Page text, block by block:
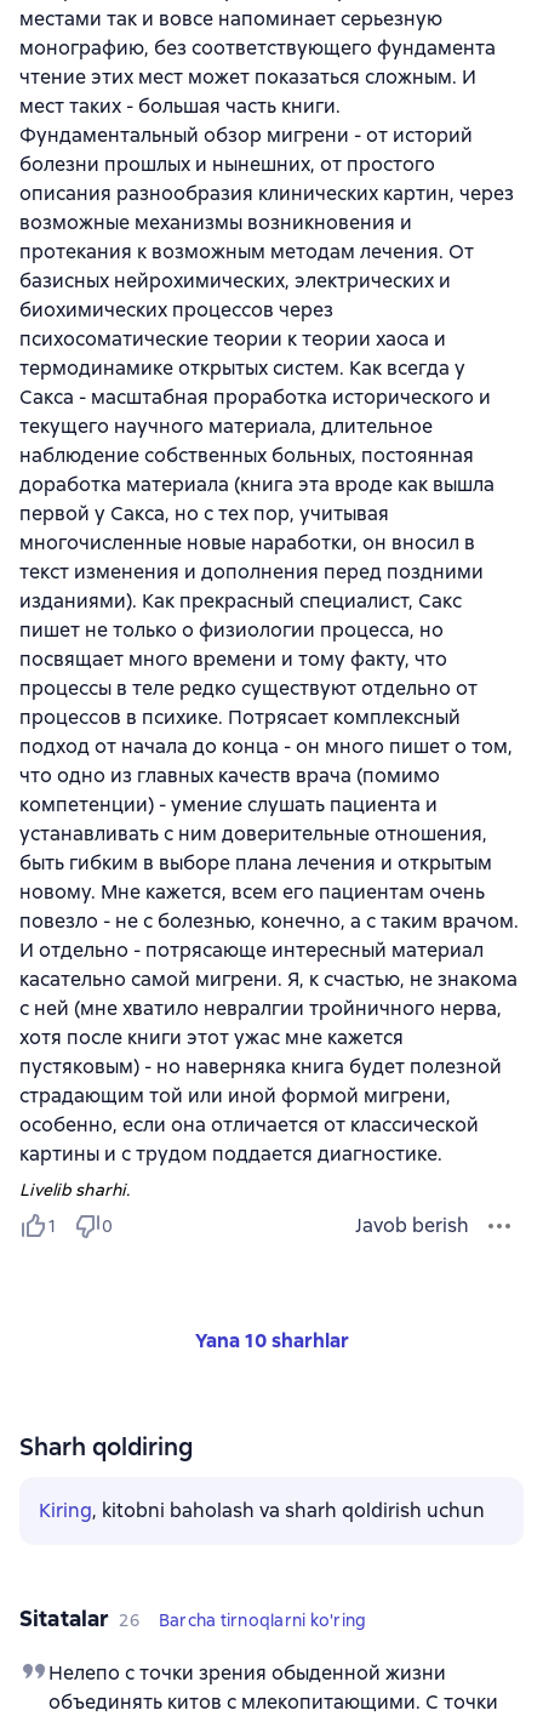
местами так и вовсе напоминает серьезную
монографию, без соответствующего фундамента
чтение этих мест может показаться сложным. И
мест таких - большая часть книги.
Фундаментальный обзор мигрени - от историй
болезни прошлых и нынешних, от простого
описания разнообразия клинических картин, через
возможные механизмы возникновения и
протекания к возможным методам лечения. От
базисных нейрохимических, электрических и
биохимических процессов через
психосоматические теории к теории хаоса и
термодинамике открытых систем. Как всегда у
Сакса - масштабная проработка исторического и
текущего научного материала, длительное
наблюдение собственных больных, постоянная
доработка материала (книга эта вроде как вышла
первой у Сакса, но с тех пор, учитывая
многочисленные новые наработки, он вносил в
текст изменения и дополнения перед поздними
изданиями). Как прекрасный специалист, Сакс
пишет не только о физиологии процесса, но
посвящает много времени и тому факту, что
процессы в теле редко существуют отдельно от
процессов в психике. Потрясает комплексный
подход от начала до конца - он много пишет о том,
что одно из главных качеств врача (помимо
компетенции) - умение слушать пациента и
устанавливать с ним доверительные отношения,
быть гибким в выборе плана лечения и открытым
новому. Мне кажется, всем его пациентам очень
повезло - не с болезнью, конечно, а с таким врачом.
И отдельно - потрясающе интересный материал
касательно самой мигрени. Я, к счастью, не знакома
с ней (мне хватило невралгии тройничного нерва,
хотя после книги этот ужас мне кажется
пустяковым) - но наверняка книга будет полезной
страдающим той или иной формой мигрени,
особенно, если она отличается от классической
картины и с трудом поддается диагностике.
Livelib sharhi.
1
0 Javob berish
Yana 10 sharhlar
Sharh qoldiring
Kiring, kitobni baholash va sharh qoldirish uchun
Sitatalar 26 Barcha tirnoqlarni ko'ring
Нелепо с точки зрения обыденной жизни
объединять китов с млекопитающими. С точки